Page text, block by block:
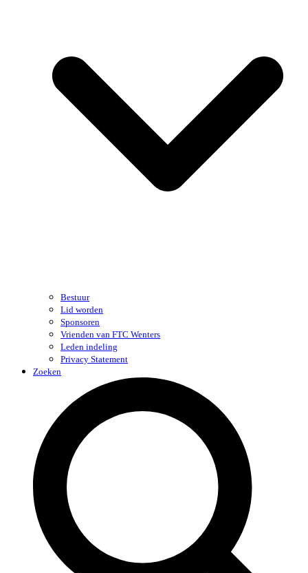
Bestuur
Lid worden
Sponsoren
Vrienden van FTC Wenters
Leden indeling
Privacy Statement
Zoeken